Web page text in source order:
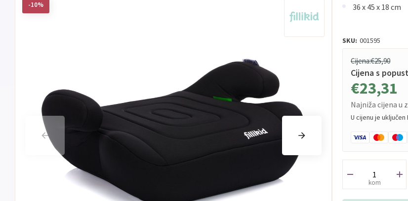
-10% 36 x 45 x 18 cm
SKU: 001595
Cijena:€25,90
Cijena s
€23,31
Najniža cijena u
U cijenu je uključen
kom